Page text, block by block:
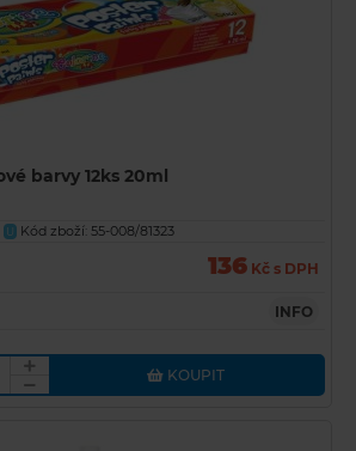
barvy 12ks 20ml
U Kód zboží: 55-008/81323
136 Kč s DPH
INFO
KOUPIT